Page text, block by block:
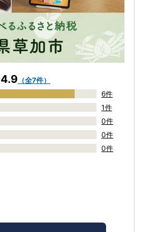
4.9 （全7件）
6件
1件
0件
0件
0件